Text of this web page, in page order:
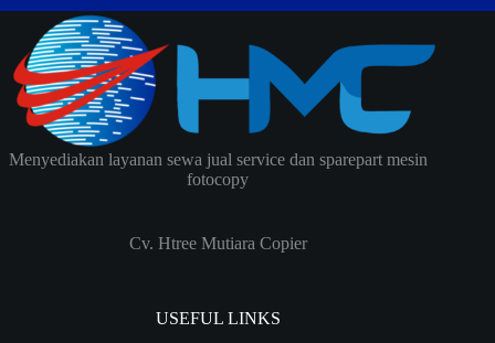
Menyediakan layanan sewa jual service dan sparepart mesin
fotocopy
Cv. Htree Mutiara Copier
USEFUL LINKS